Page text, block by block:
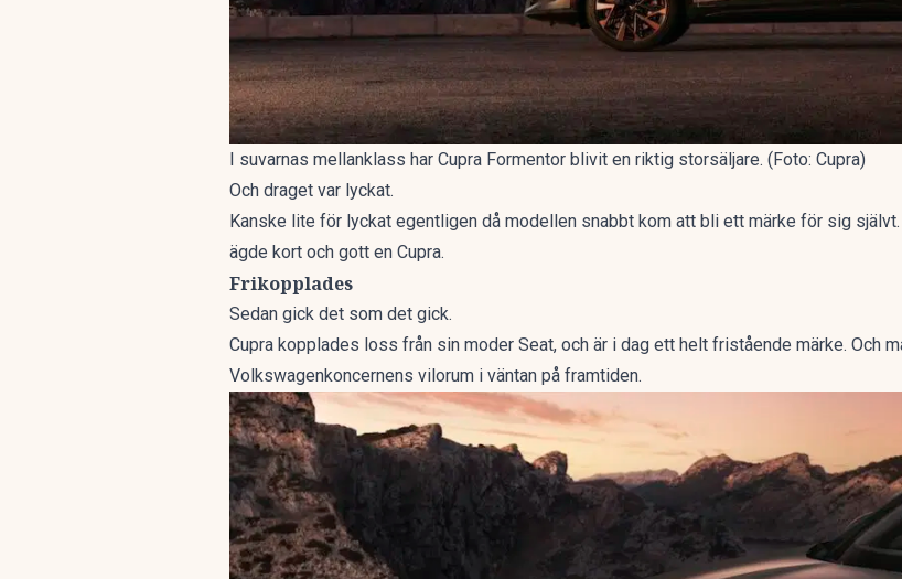
I suvarnas mellanklass har Cupra Formentor blivit en riktig storsäljare. (Foto: Cupra)
Och draget var lyckat.
Kanske lite för lyckat egentligen då modellen snabbt kom att bli ett märke för sig
ägde kort och gott en Cupra.
Frikopplades
Sedan gick det som det gick.
Cupra kopplades loss från sin moder Seat, och är i dag ett helt fristående märke. Och
Volkswagenkoncernens vilorum i väntan på framtiden.